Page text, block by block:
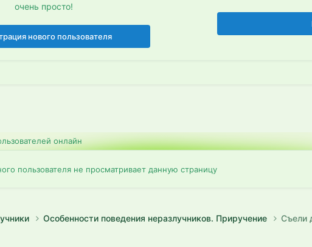
очень просто!
нового пользователя
онлайн
пользователя не просматривает данную страницу
Особенности поведения неразлучников. Приручение Съели